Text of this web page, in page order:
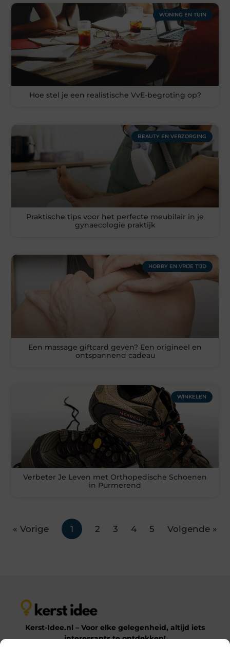
WONING EN TUIN
Hoe stel je een realistische VvE-begroting op?
BEAUTY EN VERZORGING
Praktische tips voor het perfecte meubilair in je
gynaecologie praktijk
HOBBY EN VRIJE TIJD
Een massage giftcard geven? Een origineel en
ontspannend cadeau
WINKELEN
Verbeter Je Leven met Orthopedische Schoenen
in Purmerend
« Vorige 1 2 3 4 5 Volgende »
Kerst-Idee.nl – Voor elke gelegenheid, altijd iets
interessants te ontdekken!